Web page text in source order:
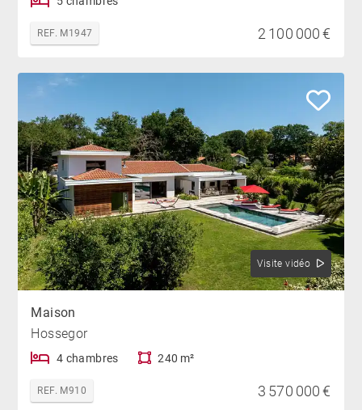
REF. M1947 2 100 000 €
Visite vidéo
Maison
Hossegor
4 chambres 240 m²
REF. M910 3 570 000 €